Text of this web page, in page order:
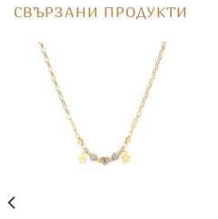
СВЪРЗАНИ ПРОДУКТИ